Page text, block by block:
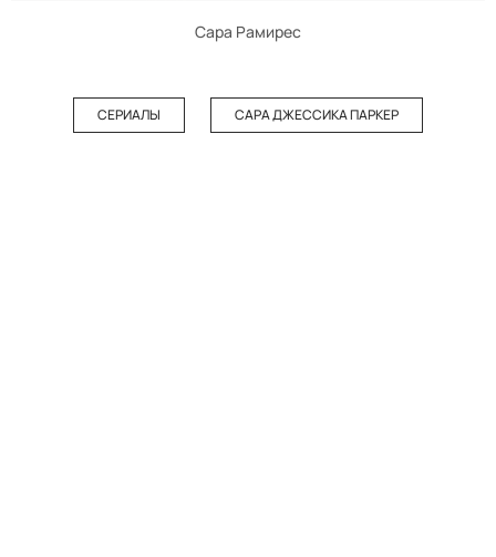
Сара Рамирес
СЕРИАЛЫ САРА ДЖЕССИКА ПАРКЕР